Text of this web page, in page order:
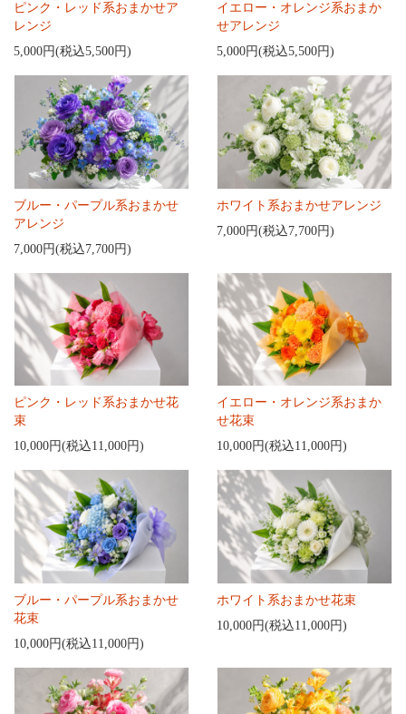
ピンク・レッド系おまかせア
レンジ
5,000円(税込5,500円)
イエロー・オレンジ系おまか
せアレンジ
5,000円(税込5,500円)
ブルー・パープル系おまかせ
アレンジ
7,000円(税込7,700円)
ホワイト系おまかせアレンジ
7,000円(税込7,700円)
ピンク・レッド系おまかせ花
束
10,000円(税込11,000円)
イエロー・オレンジ系おまか
せ花束
10,000円(税込11,000円)
ブルー・パープル系おまかせ
花束
10,000円(税込11,000円)
ホワイト系おまかせ花束
10,000円(税込11,000円)